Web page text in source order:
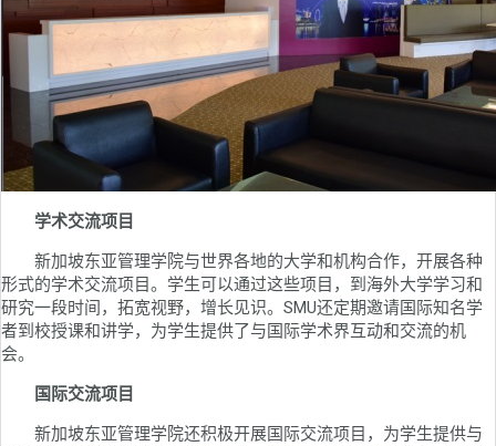
学术交流项目
新加坡东亚管理学院与世界各地的大学和机构合作，开展各种
形式的学术交流项目。学生可以通过这些项目，到海外大学学习和
研究一段时间，拓宽视野，增长见识。SMU还定期邀请国际知名学
者到校授课和讲学，为学生提供了与国际学术界互动和交流的机
会。
国际交流项目
新加坡东亚管理学院还积极开展国际交流项目，为学生提供与